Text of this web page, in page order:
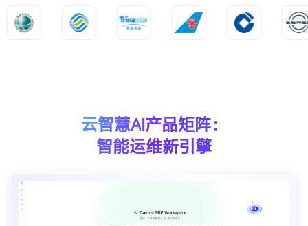
云智慧AI产品矩阵：
智能运维新引 擎